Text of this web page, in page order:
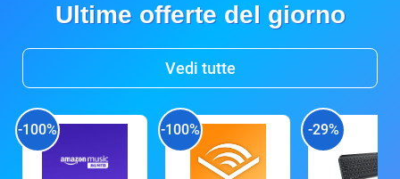
Ultime offerte del giorno
Vedi tutte
-100% -100% -29%